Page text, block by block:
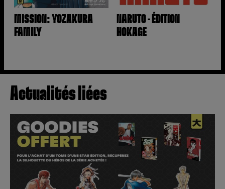
MISSION: YOZAKURA
FAMILY
NARUTO - ÉDITION
HOKAGE
Actualités liées